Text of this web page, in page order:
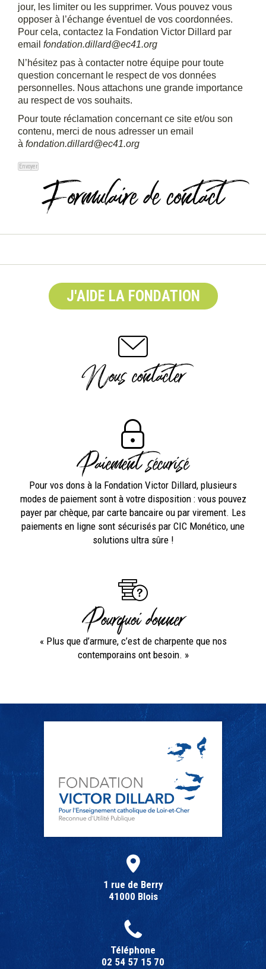
Formulaire de contact
jour, les limiter ou les supprimer. Vous pouvez vous
opposer à l’échange éventuel de vos coordonnées.
Pour cela, contactez la Fondation Victor Dillard par
email fondation.dillard@ec41.org
N’hésitez pas à contacter notre équipe pour toute
question concernant le respect de vos données
personnelles. Nous attachons une grande importance
au respect de vos souhaits.
Pour toute réclamation concernant ce site et/ou son
contenu, merci de nous adresser un email
à fondation.dillard@ec41.org
J'AIDE LA FONDATION
Nous contacter
Paiement sécurisé
Pour vos dons à la Fondation Victor Dillard, plusieurs
modes de paiement sont à votre disposition : vous pouvez
payer par chèque, par carte bancaire ou par virement. Les
paiements en ligne sont sécurisés par CIC Monético, une
solutions ultra sûre !
Pourquoi donner
« Plus que d’armure, c’est de charpente que nos
contemporains ont besoin. »
1 rue de Berry
41000 Blois
Téléphone
02 54 57 15 70